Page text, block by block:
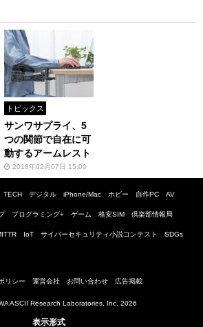
トピックス
サンワサプライ、5
つの関節で自在に可
動するアームレスト
2018年02月07日 15:00
TECH デジタル iPhone/Mac ホビー 自作PC AV
プログラミング+ ゲーム 格安SIM 倶楽部情報局
IoT サイバーセキュリティ小説コンテスト SDGs
リシー 運営会社 お問い合わせ 広告掲載
ASCII Research Laboratories, Inc. 2026
表示形式